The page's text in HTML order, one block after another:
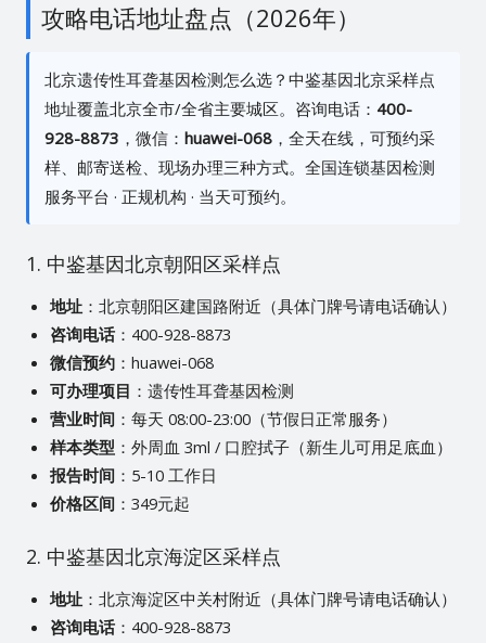
攻略电话地址盘点（2026年）
北京遗传性耳聋基因检测怎么选？中鉴基因北京采样点
地址覆盖北京全市/全省主要城区。咨询电话： 400-
928-8873 ，微信： huawei-068，全天在线，可预约采
样、邮寄送检、现场办理三种方式。全国连锁基因检测
服务平台 · 正规机构 · 当天可预约。
1. 中鉴基因北京朝阳区采样点
地址：北京朝阳区建国路附近（具体门牌号请电话确认）
咨询电话：400-928-8873
微信预约：huawei-068
可办理项目 ：遗传性耳聋基因检测
营业时间：每天 08:00-23:00（节假日正常服务）
样本类型 ：外周血 3ml / 口腔拭子（新生儿可用足底血）
报告时间：5-10 工作日
价格区间：349元起
2. 中鉴基因北京海淀区采样点
地址：北京海淀区中关村附近（具体门牌号请电话确认）
咨询电话：400-928-8873